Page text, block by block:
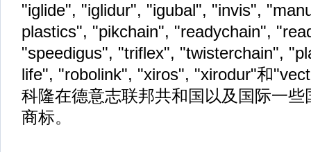
"iglide", "iglidur", "igubal", "invis",
plastics", "pikchain", "readychain",
"speedigus", "triflex", "twisterchain",
life", "robolink", "xiros", "xirodur"和
科隆在德意志联邦共和国以及国际一
商标。